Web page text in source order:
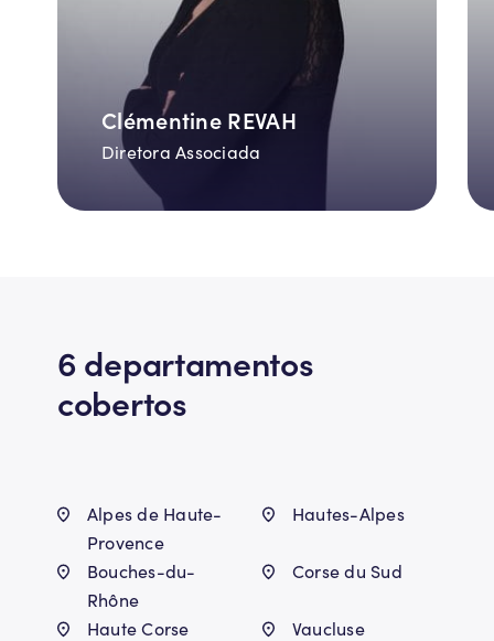
Clémentine REVAH
Diretora Associada
6 departamentos
cobertos
Alpes de Haute-
Provence
Hautes-Alpes
Bouches-du-
Rhône
Corse du Sud
Haute Corse Vaucluse